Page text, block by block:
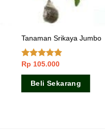
Tanaman Srikaya Jumbo
Dinilai
Rp 105.000
Beli Sekarang